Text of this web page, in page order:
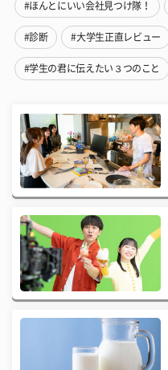
#ほんとにいい会社見つけ隊！
#診断 #大学生正直レビュー
#学生の君に伝えたい３つのこと